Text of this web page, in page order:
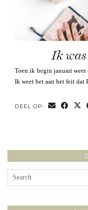
Ik was
Toen ik begin januari weer
Ik weet het aan het feit dat
DEEL OP: